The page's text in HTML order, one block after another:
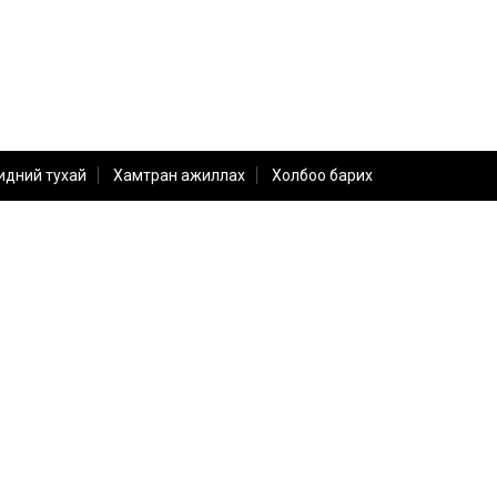
тухай Хамтран ажиллах Холбоо барих